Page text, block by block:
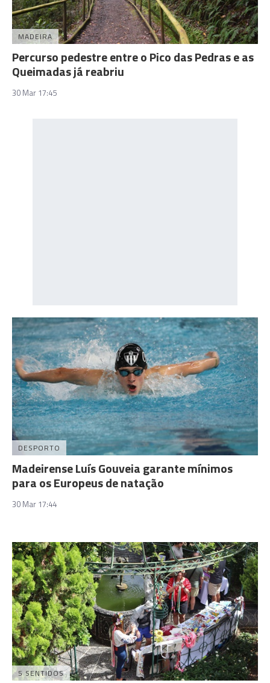
MADEIRA
Percurso pedestre entre o Pico das Pedras e as
Queimadas já reabriu
30 Mar 17:45
DESPORTO
Madeirense Luís Gouveia garante mínimos
para os Europeus de natação
30 Mar 17:44
5 SENTIDOS